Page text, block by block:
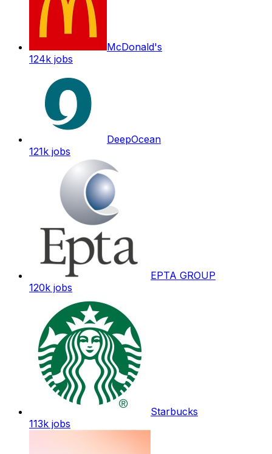
McDonald's
124k jobs
DeepOcean
121k jobs
EPTA GROUP
120k jobs
Starbucks
113k jobs